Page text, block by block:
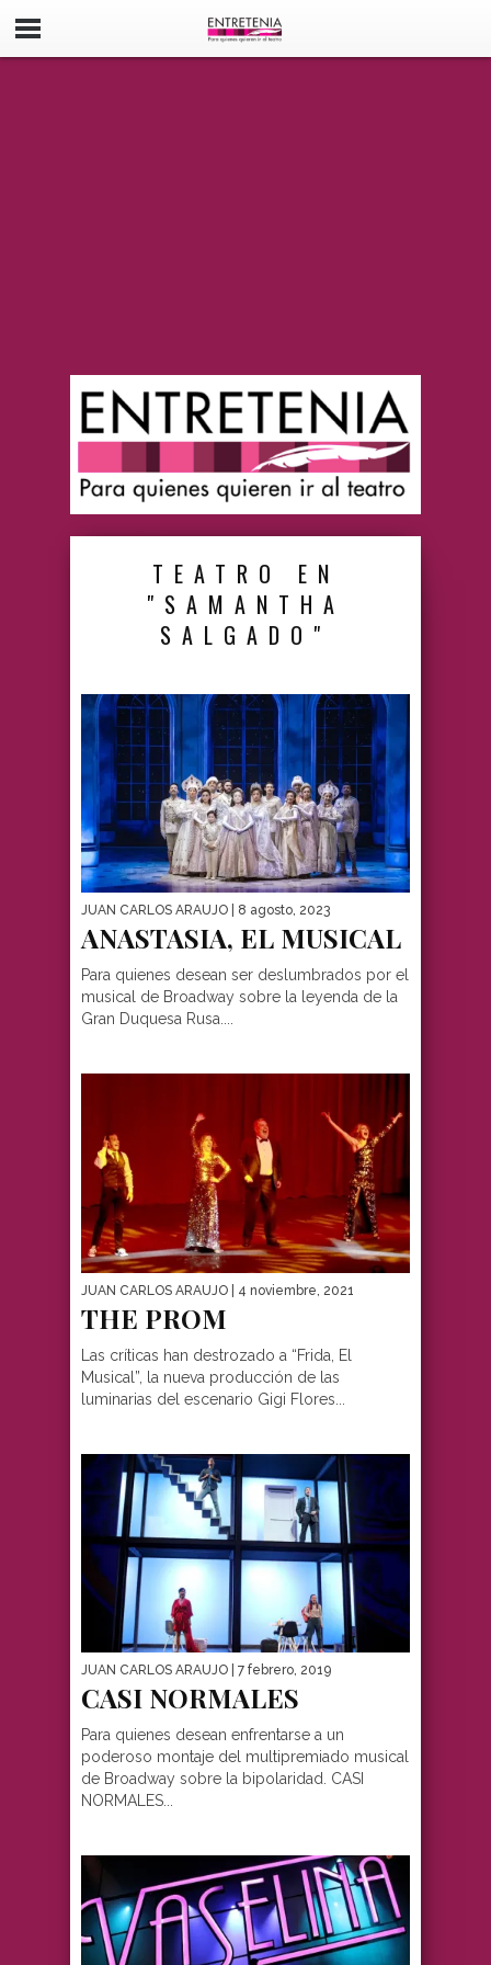
TEATRO EN
"SAMANTHA
SALGADO"
JUAN CARLOS ARAUJO | 8 agosto, 2023
ANASTASIA, EL MUSICAL
Para quienes desean ser deslumbrados por el
musical de Broadway sobre la leyenda de la
Gran Duquesa Rusa....
JUAN CARLOS ARAUJO | 4 noviembre, 2021
THE PROM
Las críticas han destrozado a “Frida, El
Musical”, la nueva producción de las
luminarias del escenario Gigi Flores...
JUAN CARLOS ARAUJO | 7 febrero, 2019
CASI NORMALES
Para quienes desean enfrentarse a un
poderoso montaje del multipremiado musical
de Broadway sobre la bipolaridad. CASI
NORMALES...